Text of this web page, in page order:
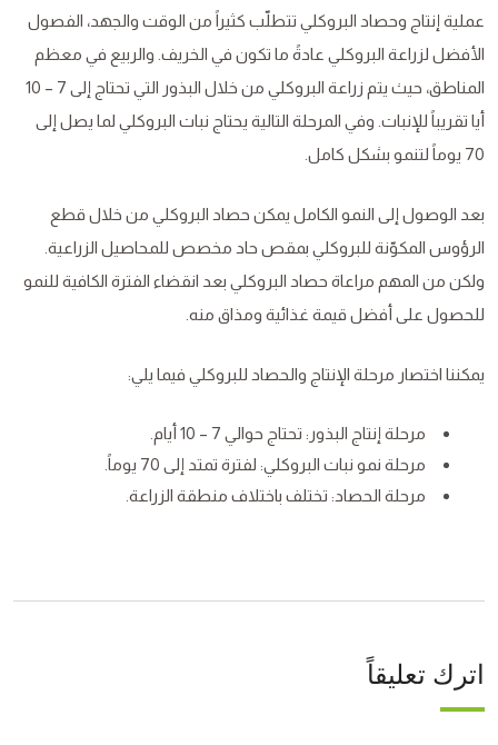
عملية إنتاج وحصاد البروكلي تتطلّب كثيراً من الوقت والجهد، الفصول
الأفضل لزراعة البروكلي عادةً ما تكون في الخريف. والربيع في معظم
المناطق، حيث يتم زراعة البروكلي من خلال البذور التي تحتاج إلى 7 – 10
أيا تقريباً للإنبات. وفي المرحلة التالية يحتاج نبات البروكلي لما يصل إلى
70 يوماً لتنمو بشكل كامل.
بعد الوصول إلى النمو الكامل يمكن حصاد البروكلي من خلال قطع
الرؤوس المكوّنة للبروكلي بمقص حاد مخصص للمحاصيل الزراعية.
ولكن من المهم مراعاة حصاد البروكلي بعد انقضاء الفترة الكافية للنمو
للحصول على أفضل قيمة غذائية ومذاق منه.
يمكننا اختصار مرحلة الإنتاج والحصاد للبروكلي فيما يلي:
مرحلة إنتاج البذور: تحتاج حوالي 7 – 10 أيام.
مرحلة نمو نبات البروكلي: لفترة تمتد إلى 70 يوماً.
مرحلة الحصاد: تختلف باختلاف منطقة الزراعة.
اترك تعليقاً